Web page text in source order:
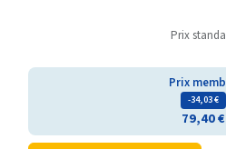
Prix
Prix
- 34,03€
79,40€